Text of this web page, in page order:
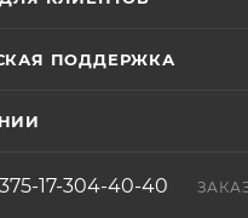
размеры
ПОДДЕРЖКА
17-304-40-40